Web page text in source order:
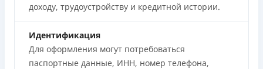
доходу, трудоустройству и кредитной истории.
Идентификация
Для оформления могут потребоваться
паспортные данные, ИНН, номер телефона,